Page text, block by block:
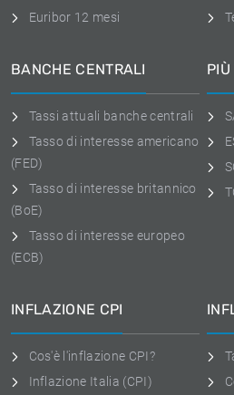
Euribor 12 mesi
BANCHE CENTRALI
Tassi attuali banche centrali
Tasso di interesse americano
(FED)
Tasso di interesse britannico
(BoE)
Tasso di interesse europeo
(ECB)
PIÙ
INFLAZIONE CPI
Cos'è l'inflazione CPI?
Inflazione Italia (CPI)